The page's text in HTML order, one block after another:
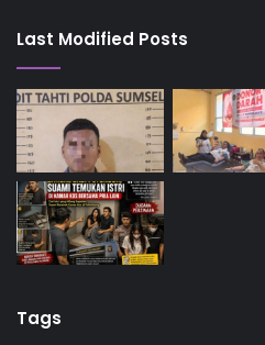
Last Modified Posts
Tags